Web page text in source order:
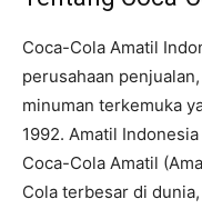
Coca-Cola Amatil
perusahaan
minuman terkemuka
1992. Amatil
Coca-Cola Amatil
Cola terbesar di